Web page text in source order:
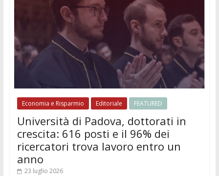
Economia e Risparmio Editoriale FEATURED
Università di Padova, dottorati in
crescita: 616 posti e il 96% dei
ricercatori trova lavoro entro un
anno
23 luglio 2026